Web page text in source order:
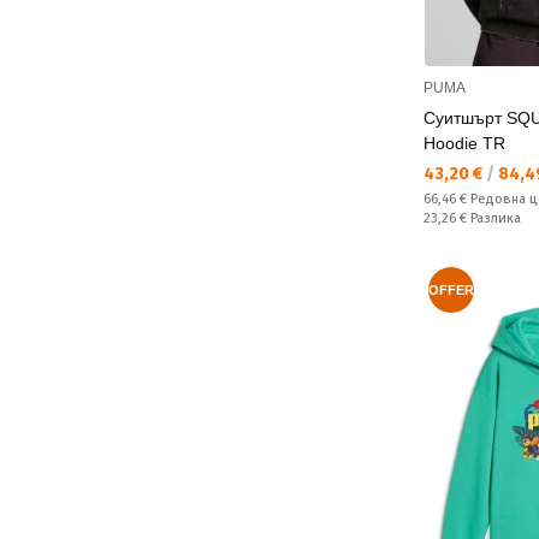
PUMA
Суитшърт
Hoodie TR
Текуща цена:
43,20 € /
Редовна цена:
66,46 € Редовна
Спестявате:
23,26 € Разлика
OFFER